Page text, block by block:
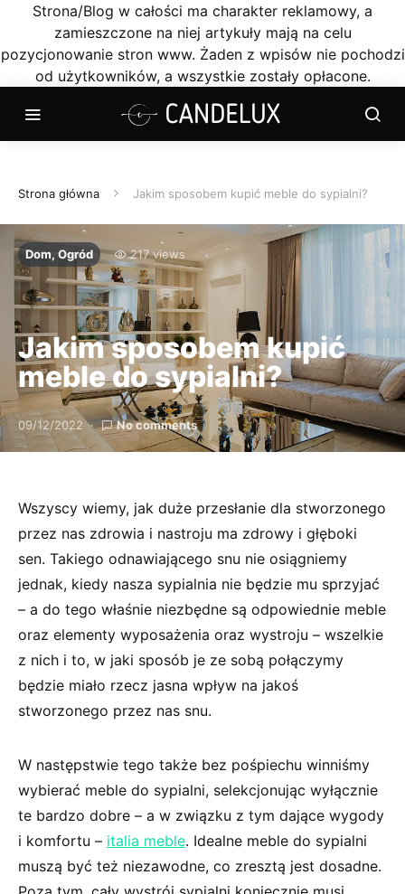
Strona/Blog w całości ma charakter reklamowy, a
zamieszczone na niej artykuły mają na celu
pozycjonowanie stron www. Żaden z wpisów nie pochodzi
od użytkowników, a wszystkie zostały opłacone.
Strona główna Jakim sposobem kupić meble do sypialni?
Dom, Ogród 217 views
Jakim sposobem kupić
meble do sypialni?
09/12/2022 No comments
Wszyscy wiemy, jak duże przesłanie dla stworzonego
przez nas zdrowia i nastroju ma zdrowy i głęboki
sen. Takiego odnawiającego snu nie osiągniemy
jednak, kiedy nasza sypialnia nie będzie mu sprzyjać
– a do tego właśnie niezbędne są odpowiednie meble
oraz elementy wyposażenia oraz wystroju – wszelkie
z nich i to, w jaki sposób je ze sobą połączymy
będzie miało rzecz jasna wpływ na jakoś
stworzonego przez nas snu.
W następstwie tego także bez pośpiechu winniśmy
wybierać meble do sypialni, selekcjonując wyłącznie
te bardzo dobre – a w związku z tym dające wygody
i komfortu – italia meble. Idealne meble do sypialni
muszą być też niezawodne, co zresztą jest dosadne.